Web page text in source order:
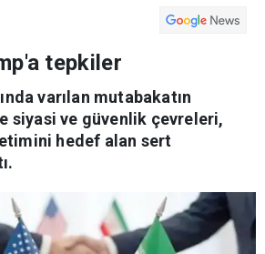
tepkiler
varılan mutabakatın
siyasi ve güvenlik çevreleri,
hedef alan sert